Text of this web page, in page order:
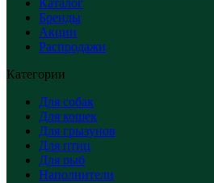
Каталог
Бренды
Акции
Распродажи
Категории
Для собак
Для кошек
Для грызунов
Для птиц
Для рыб
Наполнители